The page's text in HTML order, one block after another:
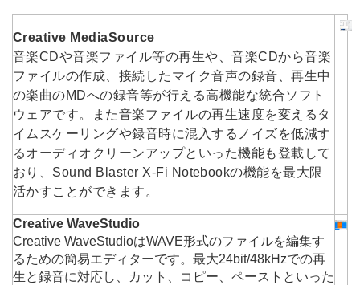
Creative MediaSource
音楽CDや音楽ファイル等の再生や、音楽CDから音楽
ファイルの作成、接続したマイク音声の録音、再生中
の楽曲のMDへの録音等が行える高機能な統合ソフト
ウェアです。また音楽ファイルの再生速度を変えるタ
イムスケーリングや録音時に混入するノイズを低減す
るオーディオクリーンアップといった機能も登載して
おり、Sound Blaster X-Fi Notebookの機能を最大限
活かすことができます。
Creative WaveStudio
Creative WaveStudioはWAVE形式のファイルを編集す
るための簡易エディターです。最大24bit/48kHzでの再
生と録音に対応し、カット、コピー、ペーストといった